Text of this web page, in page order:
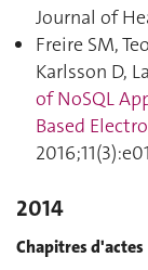
Journal of
Freire SM,
Karlsson D,
of NoSQL
Based
2014
Chapitres d'actes